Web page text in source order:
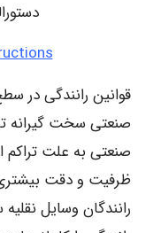
قوانین رانندگی در
صنعتی سخت گیرانه
صنعتی به علت
ظرفیت و دقت بیشتری
رانندگان وسایل